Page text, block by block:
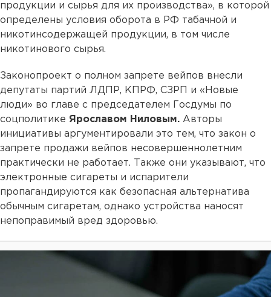
продукции и сырья для их производства», в которой
определены условия оборота в РФ табачной и
никотинсодержащей продукции, в том числе
никотинового сырья.
Законопроект о полном запрете вейпов внесли
депутаты партий ЛДПР, КПРФ, СЗРП и «Новые
люди» во главе с председателем Госдумы по
соцполитике Ярославом Ниловым. Авторы
инициативы аргументировали это тем, что закон о
запрете продажи вейпов несовершеннолетним
практически не работает. Также они указывают, что
электронные сигареты и испарители
пропагандируются как безопасная альтернатива
обычным сигаретам, однако устройства наносят
непоправимый вред здоровью.